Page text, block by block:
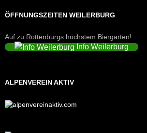
ÖFFNUNGSZEITEN WEILERBURG
Auf zu Rottenburgs höchstem Biergarten!
Info Weilerburg
ALPENVEREIN AKTIV